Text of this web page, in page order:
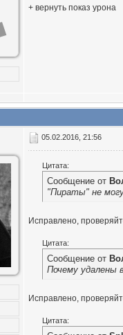
+ вернуть показ урона
05.02.2016, 21:56
Цитата:
Сообщение от
"Пираты" не
Исправлено,
Цитата:
Сообщение от
Почему удалены
Исправлено,
Цитата: